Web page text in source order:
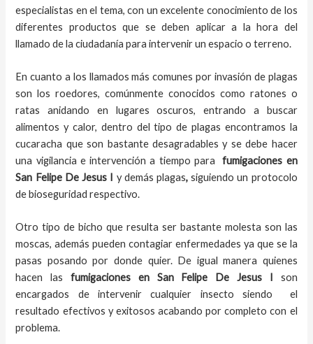
especialistas en el tema, con un excelente conocimiento de los
diferentes productos que se deben aplicar a la hora del
llamado de la ciudadanía para intervenir un espacio o terreno.
En cuanto a los llamados más comunes por invasión de plagas
son los roedores, comúnmente conocidos como ratones o
ratas anidando en lugares oscuros, entrando a buscar
alimentos y calor, dentro del tipo de plagas encontramos la
cucaracha que son bastante desagradables y se debe hacer
una vigilancia e intervención a tiempo parafumigaciones en
San Felipe De Jesus I y demás plagas,siguiendo un protocolo
de bioseguridad respectivo.
Otro tipo de bicho que resulta ser bastante molesta son las
moscas, además pueden contagiar enfermedades ya que se la
pasas posando por donde quier. De igual manera quienes
hacen las
fumigaciones en San Felipe De Jesus I son
encargados de intervenir cualquier insecto siendo el
resultado efectivos y exitosos acabando por completo con el
problema.